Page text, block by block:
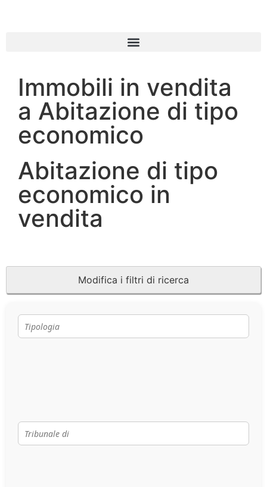
Immobili in vendita
a Abitazione di tipo
economico
Abitazione di tipo
economico in
vendita
Modifica i filtri di ricerca